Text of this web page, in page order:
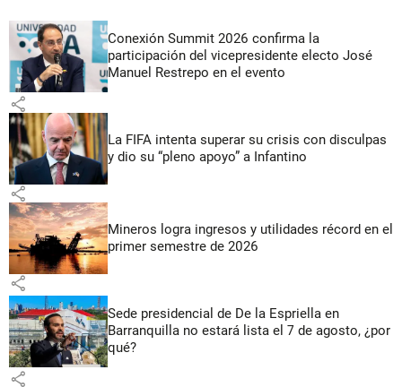
Conexión Summit 2026 confirma la
participación del vicepresidente electo José
Manuel Restrepo en el evento
share
La FIFA intenta superar su crisis con disculpas
y dio su “pleno apoyo” a Infantino
share
Mineros logra ingresos y utilidades récord en el
primer semestre de 2026
share
Sede presidencial de De la Espriella en
Barranquilla no estará lista el 7 de agosto, ¿por
qué?
share